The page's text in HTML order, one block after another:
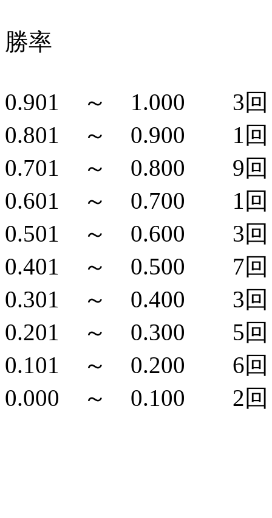
勝率
0.901 ～ 1.000 3回
0.801 ～ 0.900 1回
0.701 ～ 0.800 9回
0.601 ～ 0.700 1回
0.501 ～ 0.600 3回
0.401 ～ 0.500 7回
0.301 ～ 0.400 3回
0.201 ～ 0.300 5回
0.101 ～ 0.200 6回
0.000 ～ 0.100 2回